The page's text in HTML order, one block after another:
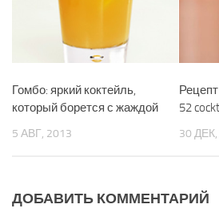
Гомбо: яркий коктейль,
который борется с жаждой
5 АВГ, 2013
52
30 ДЕК,
ДОБАВИТЬ КОММЕНТАРИЙ